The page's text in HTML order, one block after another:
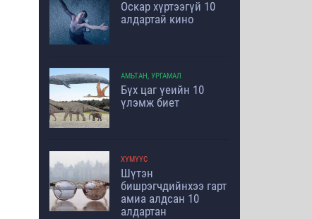
Оскар хүртээгүй 10
алдартай кино
АМЬТАН, УРГАМАЛ
Бүх цаг үеийн 10
үлэмж биет
ХҮМҮҮС
Шүтэн
бишрэгчдийнхээ гарт
амиа алдсан 10
алдартан